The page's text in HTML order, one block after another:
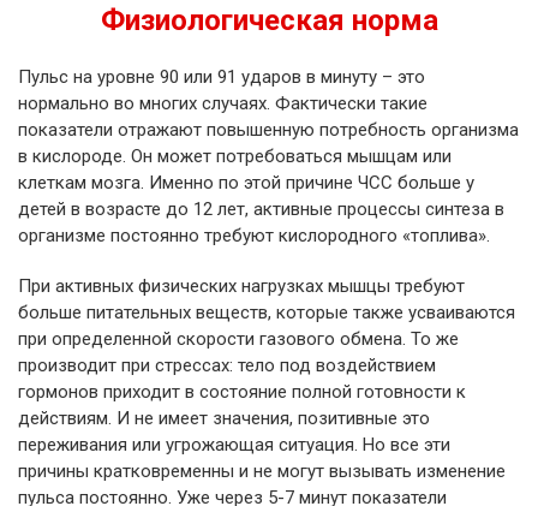
Физиологическая норма
Пульс на уровне 90 или 91 ударов в минуту – это
нормально во многих случаях. Фактически такие
показатели отражают повышенную потребность организма
в кислороде. Он может потребоваться мышцам или
клеткам мозга. Именно по этой причине ЧСС больше у
детей в возрасте до 12 лет, активные процессы синтеза в
организме постоянно требуют кислородного «топлива».
При активных физических нагрузках мышцы требуют
больше питательных веществ, которые также усваиваются
при определенной скорости газового обмена. То же
производит при стрессах: тело под воздействием
гормонов приходит в состояние полной готовности к
действиям. И не имеет значения, позитивные это
переживания или угрожающая ситуация. Но все эти
причины кратковременны и не могут вызывать изменение
пульса постоянно. Уже через 5-7 минут показатели